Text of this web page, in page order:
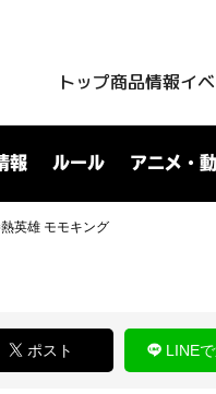
トップ商品情報イ
報 ルール アニメ・
英雄 モモキング
ポスト LINE